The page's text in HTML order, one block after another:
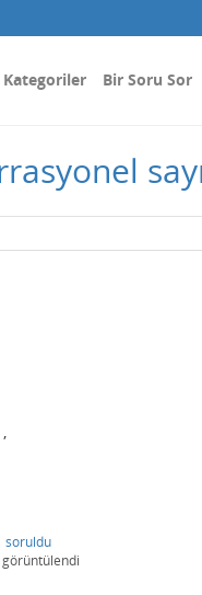
Kategoriler Bir Soru Sor
soruldu
görüntülendi